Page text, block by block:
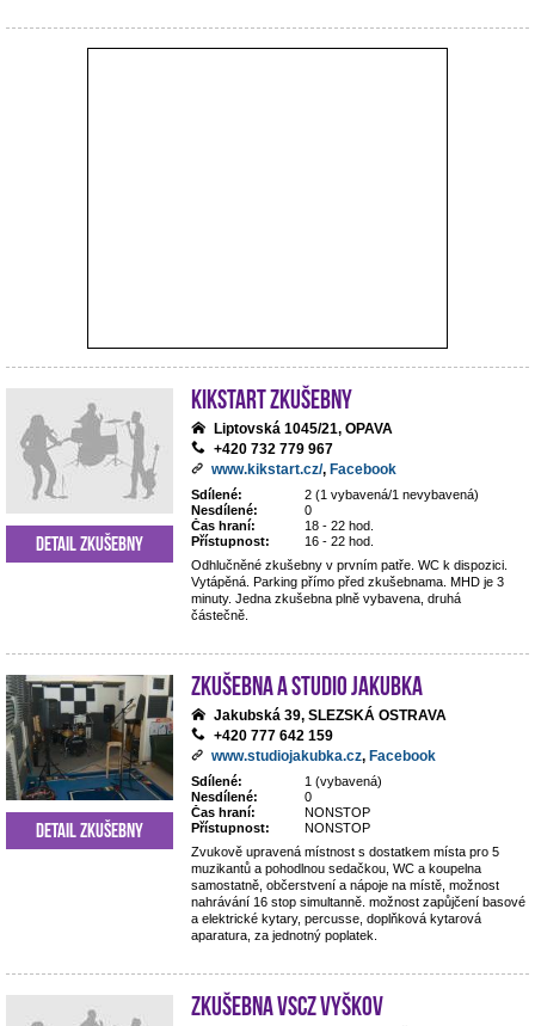
Kikstart zkušebny
Liptovská 1045/21, OPAVA
+420 732 779 967
www.kikstart.cz/, Facebook
Sdílené:
2 (1 vybavená/1 nevybavená)
Nesdílené:
0
Čas hraní:
18 - 22 hod.
Přístupnost:
16 - 22 hod.
Odhlučněné zkušebny v prvním patře. WC k dispozici.
Vytápěná. Parking přímo před zkušebnama. MHD je 3
minuty. Jedna zkušebna plně vybavena, druhá
částečně.
Detail zkušebny
Zkušebna a studio Jakubka
Jakubská 39, SLEZSKÁ OSTRAVA
+420 777 642 159
www.studiojakubka.cz, Facebook
Sdílené:
1 (vybavená)
Nesdílené:
0
Čas hraní:
NONSTOP
Přístupnost:
NONSTOP
Zvukově upravená místnost s dostatkem místa pro 5
muzikantů a pohodlnou sedačkou, WC a koupelna
samostatně, občerstvení a nápoje na místě, možnost
nahrávání 16 stop simultanně. možnost zapůjčení basové
a elektrické kytary, percusse, doplňková kytarová
aparatura, za jednotný poplatek.
Detail zkušebny
Zkušebna VSCZ Vyškov